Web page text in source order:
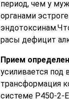
период, чем у
органами
расы дефицит
Прием
усиливается
трансформация
системе Р450-2-